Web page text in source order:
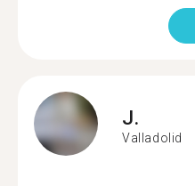
J.
Valladolid